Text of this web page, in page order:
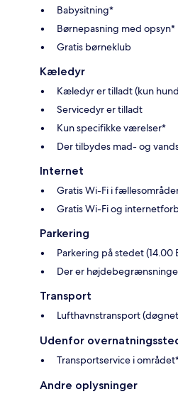
Babysitning*
Børnepasning med opsyn*
Gratis børneklub
Kæledyr
Kæledyr er tilladt (kun
Servicedyr er tilladt
Kun specifikke værelser*
Der tilbydes mad- og
Internet
Gratis Wi-Fi i
Gratis Wi-Fi og
Parkering
Parkering på stedet (14.00
Der er
Transport
Lufthavnstransport
Udenfor
Transportservice i
Andre oplysninger